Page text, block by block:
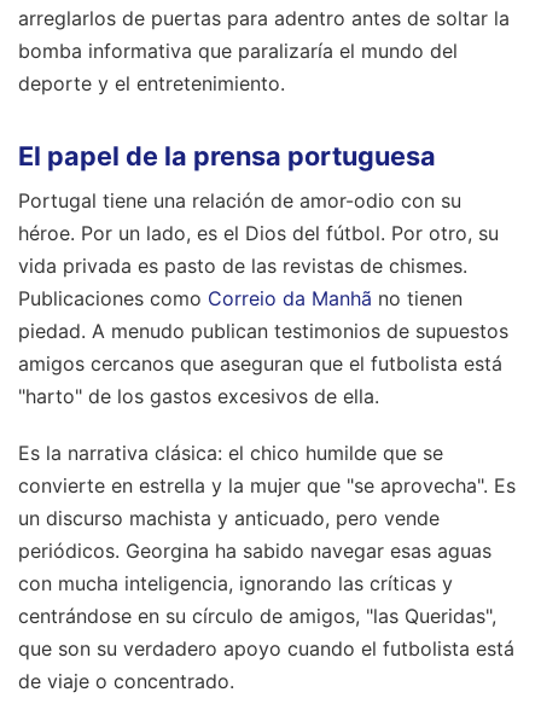
arreglarlos de puertas para adentro antes de soltar la
bomba informativa que paralizaría el mundo del
deporte y el entretenimiento.
El papel de la prensa portuguesa
Portugal tiene una relación de amor-odio con su
héroe. Por un lado, es el Dios del fútbol. Por otro, su
vida privada es pasto de las revistas de chismes.
Publicaciones como Correio da Manhã no tienen
piedad. A menudo publican testimonios de supuestos
amigos cercanos que aseguran que el futbolista está
"harto" de los gastos excesivos de ella.
Es la narrativa clásica: el chico humilde que se
convierte en estrella y la mujer que "se aprovecha". Es
un discurso machista y anticuado, pero vende
periódicos. Georgina ha sabido navegar esas aguas
con mucha inteligencia, ignorando las críticas y
centrándose en su círculo de amigos, "las Queridas",
que son su verdadero apoyo cuando el futbolista está
de viaje o concentrado.